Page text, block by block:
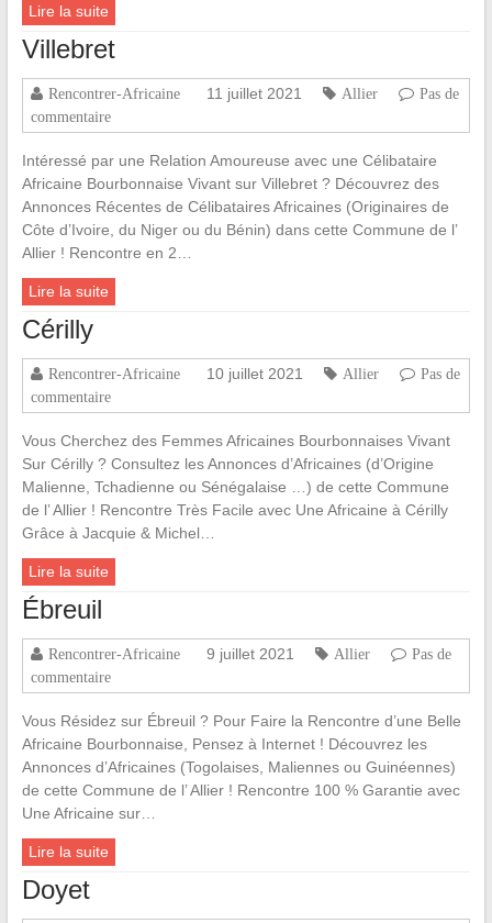
Lire la suite
Villebret
Rencontrer-Africaine 11 juillet 2021 Allier
Pas de
commentaire
Intéressé par une Relation Amoureuse avec une Célibataire
Africaine Bourbonnaise Vivant sur Villebret ? Découvrez des
Annonces Récentes de Célibataires Africaines (Originaires de
Côte d’Ivoire, du Niger ou du Bénin) dans cette Commune de l’
Allier ! Rencontre en 2…
Lire la suite
Cérilly
Rencontrer-Africaine 10 juillet 2021 Allier
Pas de
commentaire
Vous Cherchez des Femmes Africaines Bourbonnaises Vivant
Sur Cérilly ? Consultez les Annonces d’Africaines (d’Origine
Malienne, Tchadienne ou Sénégalaise …) de cette Commune
de l’ Allier ! Rencontre Très Facile avec Une Africaine à Cérilly
Grâce à Jacquie & Michel…
Lire la suite
Ébreuil
Rencontrer-Africaine 9 juillet 2021 Allier
Pas de
commentaire
Vous Résidez sur Ébreuil ? Pour Faire la Rencontre d’une Belle
Africaine Bourbonnaise, Pensez à Internet ! Découvrez les
Annonces d’Africaines (Togolaises, Maliennes ou Guinéennes)
de cette Commune de l’ Allier ! Rencontre 100 % Garantie avec
Une Africaine sur…
Lire la suite
Doyet